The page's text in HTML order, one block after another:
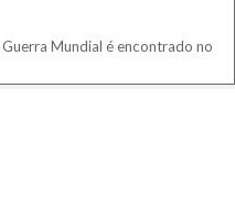
Mundial é encontrado no